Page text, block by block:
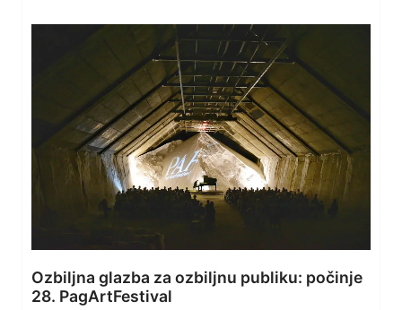
Ozbiljna glazba za ozbiljnu publiku: počinje
28. PagArtFestival